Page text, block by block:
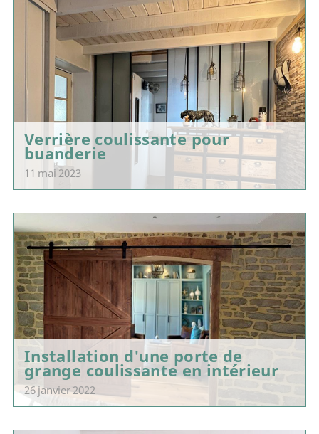
Verrière coulissante pour
buanderie
11 mai 2023
Installation d'une porte de
grange coulissante en intérieur
26 janvier 2022